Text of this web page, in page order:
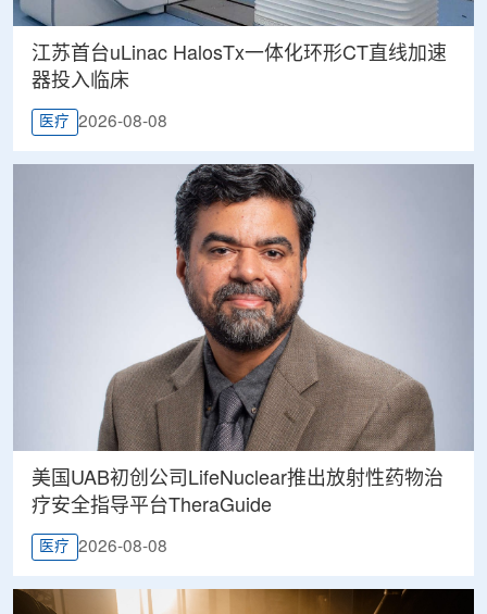
江苏首台uLinac HalosTx一体化环形CT直线加速
器投入临床
医疗 2026-08-08
美国UAB初创公司LifeNuclear推出放射性药物治
疗安全指导平台TheraGuide
医疗 2026-08-08